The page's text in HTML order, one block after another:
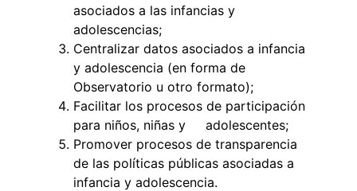
asociados a las infancias y
adolescencias;
Centralizar datos asociados a infancia
y adolescencia (en forma de
Observatorio u otro formato);
Facilitar los procesos de participación
para niños, niñas y adolescentes;
Promover procesos de transparencia
de las políticas públicas asociadas a
infancia y adolescencia.